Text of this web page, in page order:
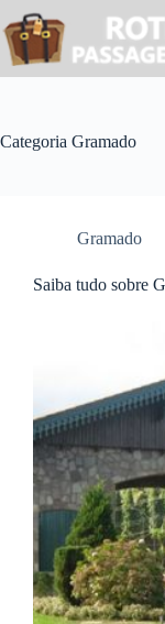
para
o
conteúdo
Categoria Gramado
Gramado
Saiba tudo sobre